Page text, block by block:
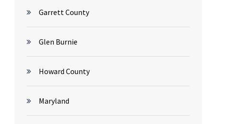
Garrett County
Glen Burnie
Howard County
Maryland